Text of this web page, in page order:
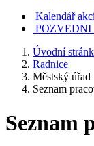
Kalendář
POZVEDNI
Úvodní
Radnice
Městský úřad
Seznam
Seznam